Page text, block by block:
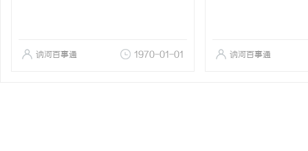
讷河百事通 1970-01-01 讷河百事通